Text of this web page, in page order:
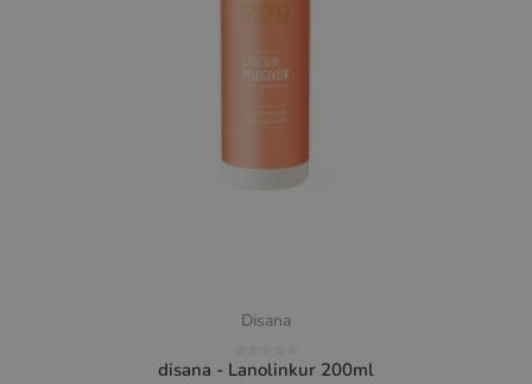
Disana
disana - Lanolinkur 200ml